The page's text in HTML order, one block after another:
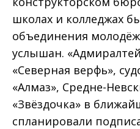
школах и колледжах
объединения
услышан.
«Северная верфь»,
«Алмаз», Средне-
«Звёздочка» в
спланировали